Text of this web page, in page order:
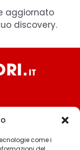
come i
aggiornato
discovery.